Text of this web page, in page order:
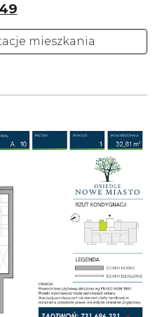
mieszkania